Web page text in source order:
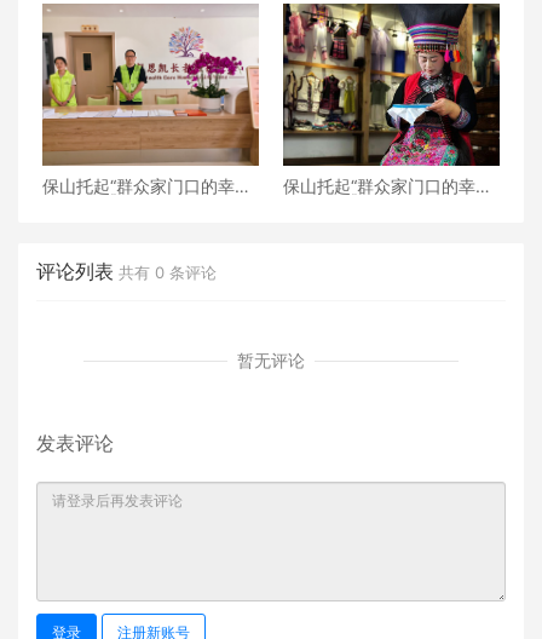
口的“火塘会”，激活边疆治
理“神经末梢”
幕
保山托起“群众家门口的幸
保山托起“群众家门口的幸
评论列表 共有 0 条评论
暂无评论
发表评论
登录 注册新账号